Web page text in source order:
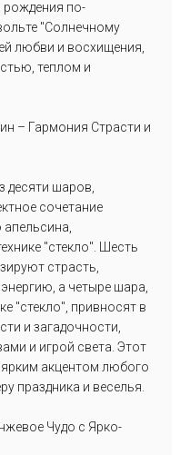
рождения по-
"Солнечному
любви и восхищения,
теплом и
– Гармония Страсти и
десяти шаров,
сочетание
"стекло". Шесть
страсть,
а четыре шара,
"стекло", привносят в
и загадочности,
и игрой света. Этот
акцентом любого
праздника и веселья.
Чудо с Ярко-